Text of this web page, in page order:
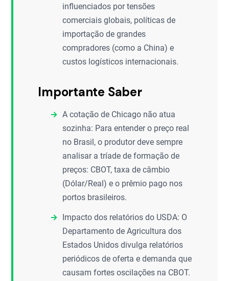
influenciados por tensões
comerciais globais, políticas de
importação de grandes
compradores (como a China) e
custos logísticos internacionais.
Importante Saber
A cotação de Chicago não atua
sozinha: Para entender o preço real
no Brasil, o produtor deve sempre
analisar a tríade de formação de
preços: CBOT, taxa de câmbio
(Dólar/Real) e o prêmio pago nos
portos brasileiros.
Impacto dos relatórios do USDA: O
Departamento de Agricultura dos
Estados Unidos divulga relatórios
periódicos de oferta e demanda que
causam fortes oscilações na CBOT.